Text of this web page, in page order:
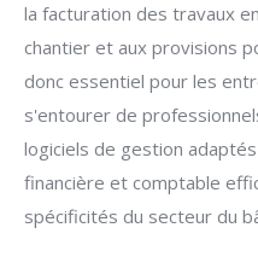
la facturation des travaux
chantier et aux provisions
donc essentiel pour les
s'entourer de
logiciels de gestion
financière et comptable
spécificités du secteur du